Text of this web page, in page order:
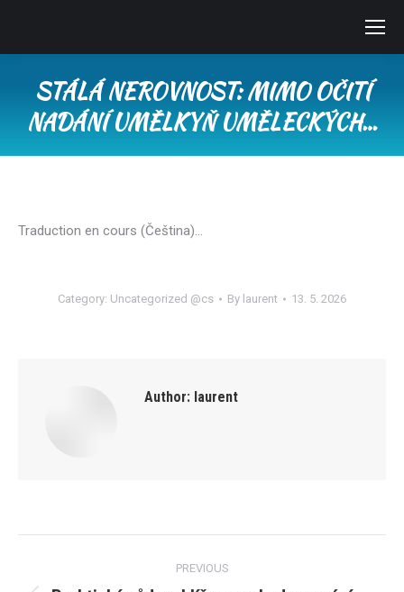
STÁLÁ NEROVNOST: MIMO OČITÍ
NADÁNÍ UMĚLKYŇ UMĚLECKÝCH…
Traduction en cours (Čeština)…
Category: Uncategorized @cs By laurent 13. 5. 2026
Author: laurent
PREVIOUS